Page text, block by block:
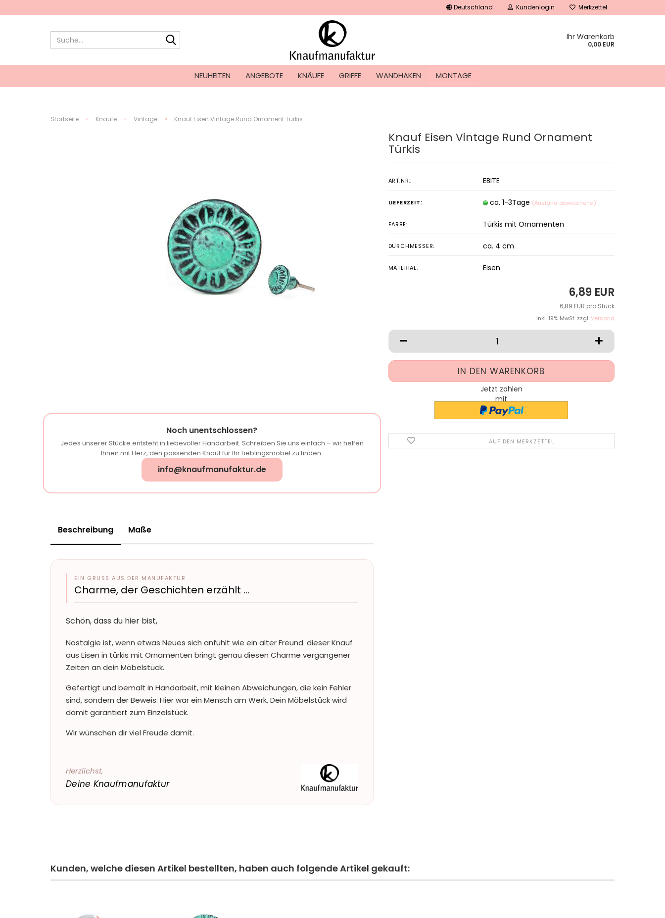
Deutschland Kundenlogin
Konto erstellen
Passwort vergessen?
Merkzettel
Ihr Warenkorb
0,00 EUR
NEUHEITEN ANGEBOTE KNÄUFE GRIFFE WANDHAKEN MONTAGE
Startseite » Knäufe » Vintage » Knauf Eisen Vintage Rund Ornament Türkis
Knauf Eisen Vintage Rund Ornament
Türkis
ART.NR.: EBITE
LIEFERZEIT: ca. 1-3Tage (Ausland abweichend)
FARBE: Türkis mit Ornamenten
DURCHMESSER: ca. 4 cm
MATERIAL: Eisen
6,89 EUR
6,89 EUR pro Stück
inkl. 19% MwSt. zzgl.Versand
Jetzt zahlen
mit
AUF DEN MERKZETTEL
Noch unentschlossen?
Jedes unserer Stücke entsteht in liebevoller Handarbeit. Schreiben Sie uns einfach – wir helfen
Ihnen mit Herz, den passenden Knauf für Ihr Lieblingsmöbel zu finden.
info@knaufmanufaktur.de
Beschreibung Maße
EIN GRUSS AUS DER MANUFAKTUR
Charme, der Geschichten erzählt …
Schön, dass du hier bist,
Nostalgie ist, wenn etwas Neues sich anfühlt wie ein alter Freund. dieser Knauf
aus Eisen in türkis mit Ornamenten bringt genau diesen Charme vergangener
Zeiten an dein Möbelstück.
Gefertigt und bemalt in Handarbeit, mit kleinen Abweichungen, die kein Fehler
sind, sondern der Beweis: Hier war ein Mensch am Werk. Dein Möbelstück wird
damit garantiert zum Einzelstück.
Wir wünschen dir viel Freude damit.
Herzlichst,
Deine Knaufmanufaktur
Kunden, welche diesen Artikel bestellten, haben auch folgende Artikel gekauft: